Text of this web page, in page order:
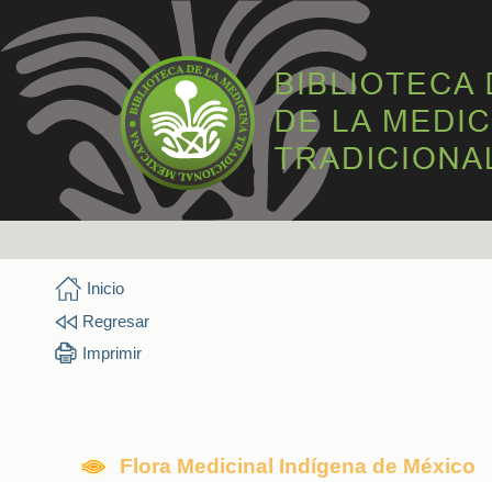
Inicio
Regresar
Imprimir
Flora Medicinal Indígena de México